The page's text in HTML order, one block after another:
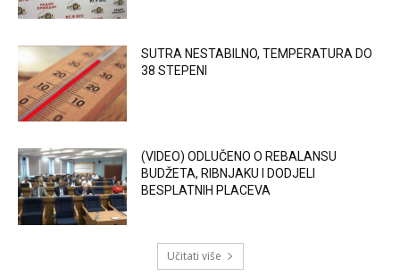
SUTRA NESTABILNO, TEMPERATURA DO
38 STEPENI
(VIDEO) ODLUČENO O REBALANSU
BUDŽETA, RIBNJAKU I DODJELI
BESPLATNIH PLACEVA
Učitati više